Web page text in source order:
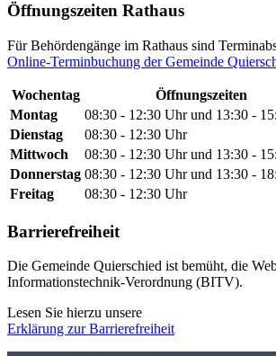
Öffnungszeiten Rathaus
Für Behördengänge im Rathaus sind
Online-Terminbuchung der Gemeinde
Wochentag
Öffnungszeiten
Montag
08:30 - 12:30 Uhr und 13:30 -
Dienstag
08:30 - 12:30 Uhr
Mittwoch
08:30 - 12:30 Uhr und 13:30 -
Donnerstag 08:30 - 12:30 Uhr und 13:30 -
Freitag
08:30 - 12:30 Uhr
Barrierefreiheit
Die Gemeinde Quierschied ist bemüht, die
Informationstechnik-Verordnung (BITV).
Lesen Sie hierzu unsere
Erklärung zur Barrierefreiheit